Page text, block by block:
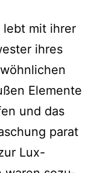
lebt mit ihrer
ihres
Elemente
und das
parat
Lux-